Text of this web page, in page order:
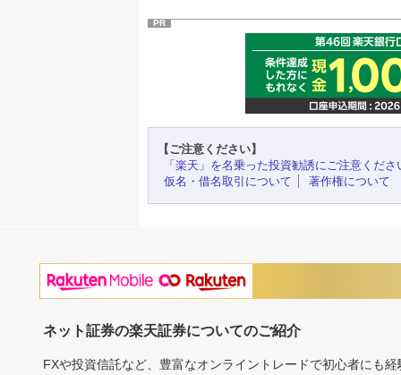
PR
【ご注意ください】
「楽天」を名乗った投資勧誘にご注意くださ
仮名・借名取引について
著作権について
ネット証券の楽天証券についてのご紹介
FXや投資信託など、豊富なオンライントレードで初心者にも